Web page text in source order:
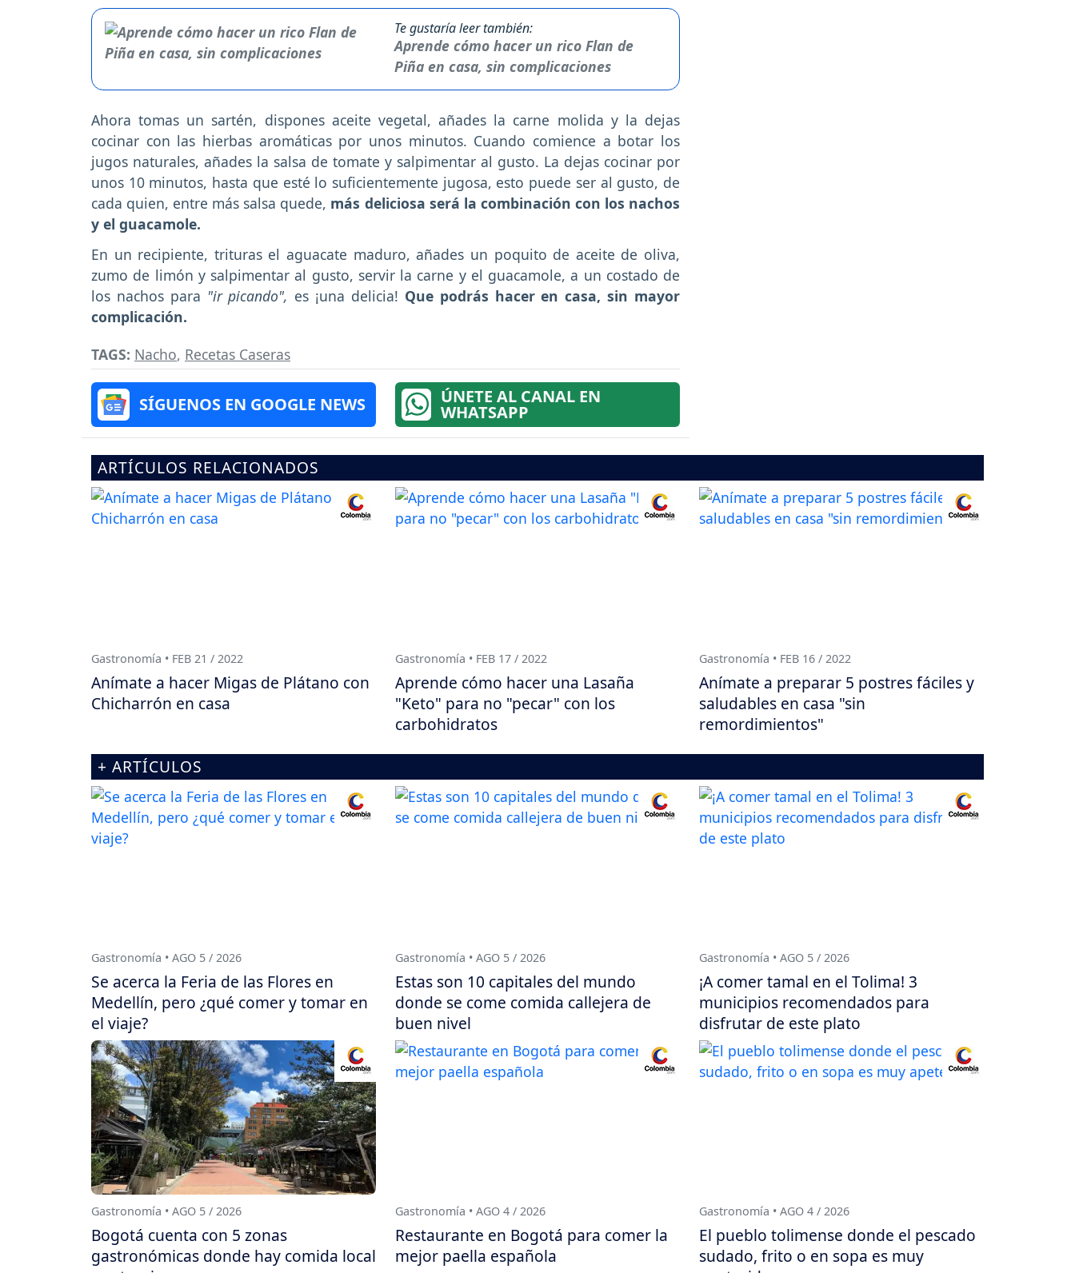
Te gustaría leer también:
Aprende cómo hacer un rico Flan de
Piña en casa, sin complicaciones
Ahora tomas un sartén, dispones aceite vegetal, añades la carne molida y la dejas
cocinar con las hierbas aromáticas por unos minutos. Cuando comience a botar los
jugos naturales, añades la salsa de tomate y salpimentar al gusto. La dejas cocinar por
unos 10 minutos, hasta que esté lo suficientemente jugosa, esto puede ser al gusto, de
cada quien, entre más salsa quede, más deliciosa será la combinación con los nachos
y el guacamole.
En un recipiente, trituras el aguacate maduro, añades un poquito de aceite de oliva,
zumo de limón y salpimentar al gusto, servir la carne y el guacamole, a un costado de
los nachos para "ir picando", es ¡una delicia! Que podrás hacer en casa, sin mayor
complicación.
TAGS: Nacho, Recetas Caseras
SÍGUENOS EN GOOGLE NEWS ÚNETE AL CANAL EN
WHATSAPP
ARTÍCULOS RELACIONADOS
Gastronomía • FEB 21 / 2022
Anímate a hacer Migas de Plátano con
Chicharrón en casa
Gastronomía • FEB 17 / 2022
Aprende cómo hacer una Lasaña
"Keto" para no "pecar" con los
carbohidratos
Gastronomía • FEB 16 / 2022
Anímate a preparar 5 postres fáciles y
saludables en casa "sin
remordimientos"
+ ARTÍCULOS
Gastronomía • AGO 5 / 2026
Se acerca la Feria de las Flores en
Medellín, pero ¿qué comer y tomar en
el viaje?
Gastronomía • AGO 5 / 2026
Estas son 10 capitales del mundo
donde se come comida callejera de
buen nivel
Gastronomía • AGO 5 / 2026
¡A comer tamal en el Tolima! 3
municipios recomendados para
disfrutar de este plato
Gastronomía • AGO 5 / 2026
Bogotá cuenta con 5 zonas
gastronómicas donde hay comida local
Gastronomía • AGO 4 / 2026
Restaurante en Bogotá para comer la
mejor paella española
Gastronomía • AGO 4 / 2026
El pueblo tolimense donde el pescado
sudado, frito o en sopa es muy